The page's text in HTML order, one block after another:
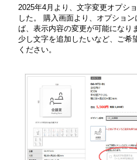
2025年4月より、文字変更オプシ
した。 購入画面より、オプショ
ば、表示内容の変更が可能になり
少し文字を追加したいなど、ご希
ください。